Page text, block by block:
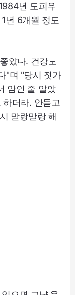
년 도피유
년 6개월 정도
았다. 건강도
"며 "당시 젓가
암인 줄 알았
하더라. 안듣고
말랑말랑 해